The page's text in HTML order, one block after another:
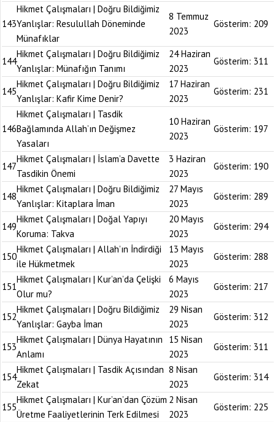
143
Hikmet Çalışmaları | Doğru Bildiğimiz
Yanlışlar: Resulullah Döneminde
Münafıklar
8 Temmuz
2023
Gösterim: 209
144
Hikmet Çalışmaları | Doğru Bildiğimiz
Yanlışlar: Münafığın Tanımı
24 Haziran
2023
Gösterim: 311
145
Hikmet Çalışmaları | Doğru Bildiğimiz
Yanlışlar: Kafir Kime Denir?
17 Haziran
2023
Gösterim: 231
146
Hikmet Çalışmaları | Tasdik
Bağlamında Allah’ın Değişmez
Yasaları
10 Haziran
2023
Gösterim: 197
147
Hikmet Çalışmaları | İslam’a Davette
Tasdikin Önemi
3 Haziran
2023
Gösterim: 190
148
Hikmet Çalışmaları | Doğru Bildiğimiz
Yanlışlar: Kitaplara İman
27 Mayıs
2023
Gösterim: 289
149
Hikmet Çalışmaları | Doğal Yapıyı
Koruma: Takva
20 Mayıs
2023
Gösterim: 294
150
Hikmet Çalışmaları | Allah’ın İndirdiği
ile Hükmetmek
13 Mayıs
2023
Gösterim: 288
151
Hikmet Çalışmaları | Kur’an’da Çelişki
Olur mu?
6 Mayıs
2023
Gösterim: 217
152
Hikmet Çalışmaları | Doğru Bildiğimiz
Yanlışlar: Gayba İman
29 Nisan
2023
Gösterim: 312
153
Hikmet Çalışmaları | Dünya Hayatının
Anlamı
15 Nisan
2023
Gösterim: 311
154
Hikmet Çalışmaları | Tasdik Açısından
Zekat
8 Nisan
2023
Gösterim: 314
155
Hikmet Çalışmaları | Kur’an’dan Çözüm
Üretme Faaliyetlerinin Terk Edilmesi
2 Nisan
2023
Gösterim: 225